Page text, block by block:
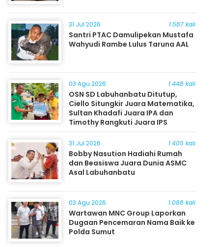
31 Jul 2026 1.587 kali
Santri PTAC Damulipekan Mustafa
Wahyudi Rambe Lulus Taruna AAL
03 Agu 2026 1.448 kali
OSN SD Labuhanbatu Ditutup,
Ciello Situngkir Juara Matematika,
Sultan Khadafi Juara IPA dan
Timothy Rangkuti Juara IPS
31 Jul 2026 1.405 kali
Bobby Nasution Hadiahi Rumah
dan Beasiswa Juara Dunia ASMC
Asal Labuhanbatu
03 Agu 2026 1.088 kali
Wartawan MNC Group Laporkan
Dugaan Pencemaran Nama Baik ke
Polda Sumut